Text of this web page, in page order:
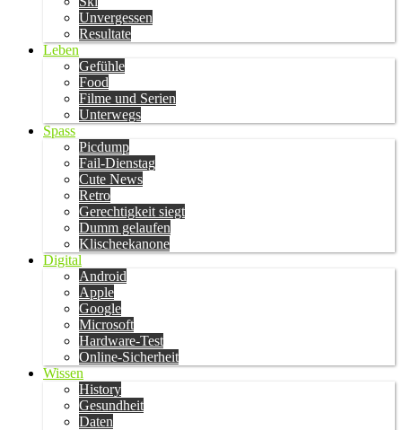
Unvergessen
Resultate
Leben
Gefühle
Food
Filme und Serien
Unterwegs
Spass
Picdump
Fail-Dienstag
Cute News
Retro
Gerechtigkeit siegt
Dumm gelaufen
Klischeekanone
Digital
Android
Apple
Google
Microsoft
Hardware-Test
Online-Sicherheit
Wissen
History
Gesundheit
Daten